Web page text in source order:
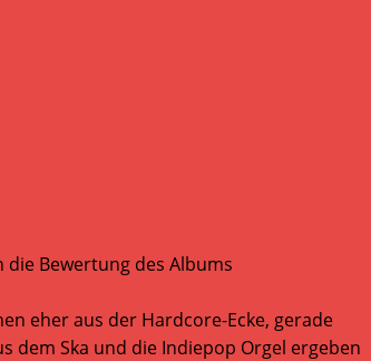
Bewertung des Albums
eher aus der Hardcore-Ecke, gerade
dem Ska und die Indiepop Orgel ergeben